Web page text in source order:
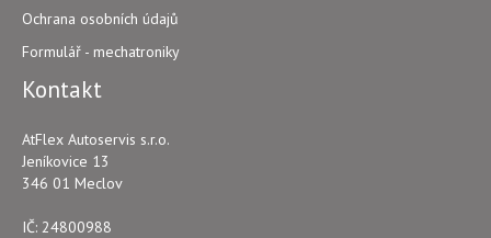
Ochrana osobních údajů
Formulář - mechatroniky
Kontakt
AtFlex Autoservis s.r.o.
Jeníkovice 13
346 01 Meclov
IČ: 24800988